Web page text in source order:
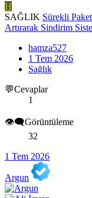
H
SAĞLIK Sürekli
Artırarak Sindirim
hamza527
1 Tem 2026
Sağlık
💬Cevaplar
1
👁️‍🗨️Görüntüleme
32
1 Tem 2026
Argun